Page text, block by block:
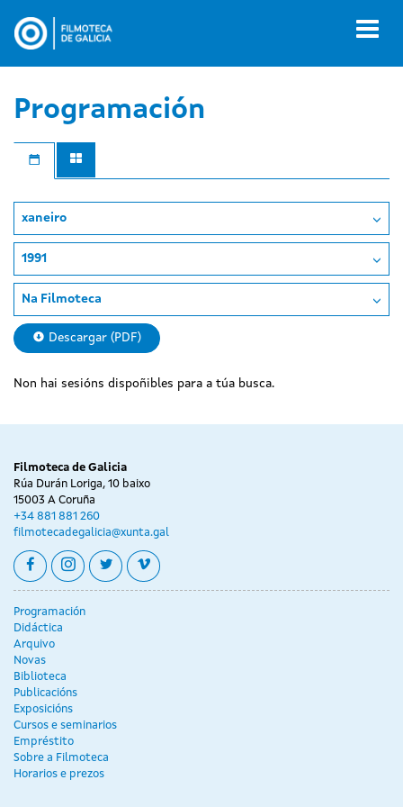
contido
Programación
xaneiro
1991
Na Filmoteca
Descargar (PDF)
Non hai sesións dispoñibles para a túa busca.
Filmoteca de Galicia
Rúa Durán Loriga, 10 baixo
15003 A Coruña
+34 881 881 260
filmotecadegalicia@xunta.gal
facebookinstagram
twittervimeo
Programación
Didáctica
Arquivo
Novas
Biblioteca
Publicacións
Exposicións
Cursos e seminarios
Empréstito
Sobre a Filmoteca
Horarios e prezos